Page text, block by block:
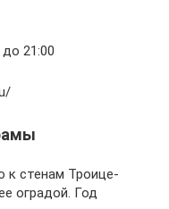
21:00
к стенам Троице-
оградой. Год